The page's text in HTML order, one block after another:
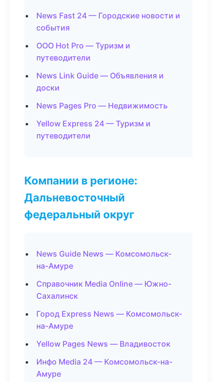
News Fast 24 — Городские новости и
события
ООО Hot Pro — Туризм и
путеводители
News Link Guide — Объявления и
доски
News Pages Pro — Недвижимость
Yellow Express 24 — Туризм и
путеводители
Компании в регионе:
Дальневосточный
федеральный округ
News Guide News — Комсомольск-
на-Амуре
Справочник Media Online — Южно-
Сахалинск
Город Express News — Комсомольск-
на-Амуре
Yellow Pages News — Владивосток
Инфо Media 24 — Комсомольск-на-
Амуре